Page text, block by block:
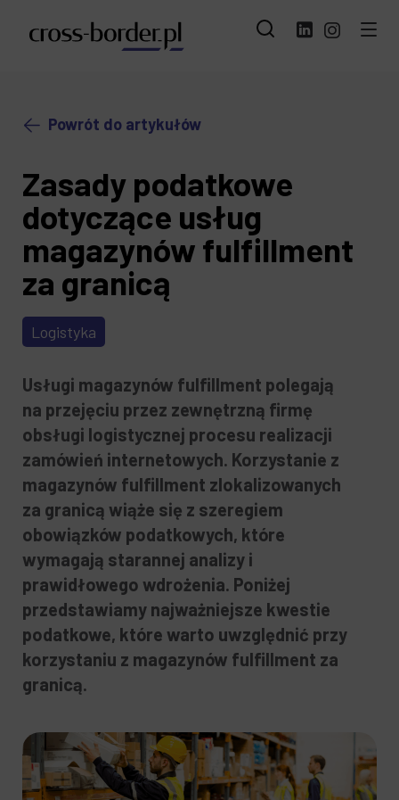
Powrót do artykułów
Zasady podatkowe
dotyczące usług
magazynów fulfillment
za granicą
Logistyka
Usługi magazynów fulfillment polegają
na przejęciu przez zewnętrzną firmę
obsługi logistycznej procesu realizacji
zamówień internetowych. Korzystanie z
magazynów fulfillment zlokalizowanych
za granicą wiąże się z szeregiem
obowiązków podatkowych, które
wymagają starannej analizy i
prawidłowego wdrożenia. Poniżej
przedstawiamy najważniejsze kwestie
podatkowe, które warto uwzględnić przy
korzystaniu z magazynów fulfillment za
granicą.